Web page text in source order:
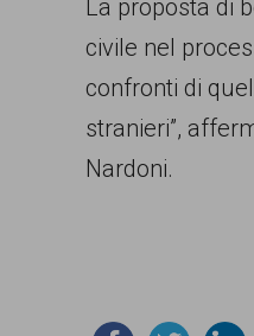
La proposta di
civile nel
confronti di
stranieri”,
Nardoni.